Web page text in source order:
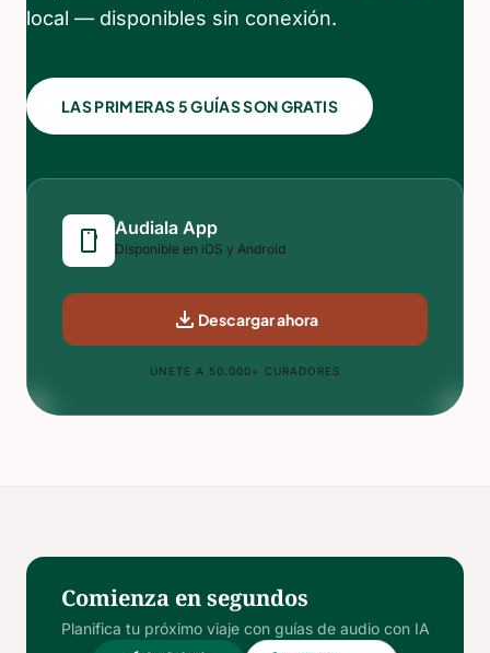
local — disponibles sin conexión.
LAS PRIMERAS 5 GUÍAS SON GRATIS
smartphone Audiala App
Disponible en iOS y Android
download Descargar ahora
ÚNETE A 50.000+ CURADORES
Comienza en segundos
Planifica tu próximo viaje con guías de audio con IA